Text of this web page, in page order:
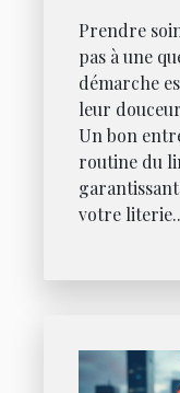
Prendre
pas à une
démarche
leur
Un bon
routine du
votre